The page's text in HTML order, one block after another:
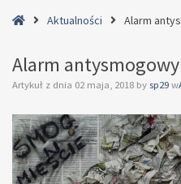
HomeAktualności Alarm
Alarm
Artykuł z dnia 02 maja, 2018 by sp29 w